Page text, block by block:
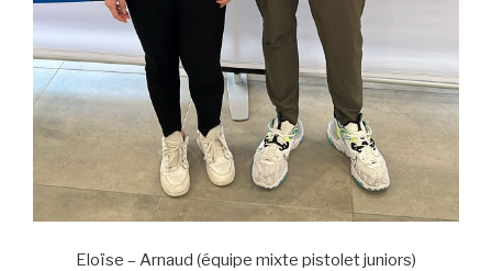
Eloïse – Arnaud (équipe mixte pistolet juniors)